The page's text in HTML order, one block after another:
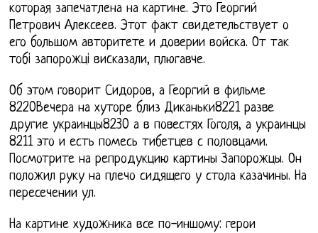
которая запечатлена на картине. Это Георгий
Петрович Алексеев. Этот факт свидетельствует о
его большом авторитете и доверии войска. От так
тобi запорожцi виcказали, плюгавче.
Об этом говорит Сидоров, а Георгий в фильме
8220Вечера на хуторе близ Диканьки8221 разве
другие украинцы8230 а в повестях Гоголя, а украинцы
8211 это и есть помесь тибетцев с половцами.
Посмотрите на репродукцию картины Запорожцы. Он
положил руку на плечо сидящего у стола казачины. На
пересечении ул.
На картине художника все по-иншому: герои